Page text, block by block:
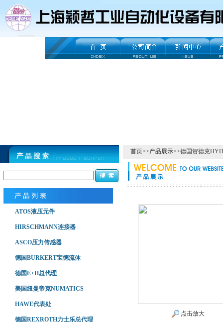
ATOS液压元件
HIRSCHMANN连接器
ASCO压力传感器
德国BURKERT宝德流体
德国E+H总代理
美国纽曼帝克NUMATICS
HAWE代表处
德国REXROTH力士乐总代理
首页>>产品展示>>德国贺德克
点击放大